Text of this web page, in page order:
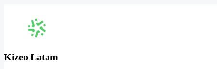
Kizeo Latam